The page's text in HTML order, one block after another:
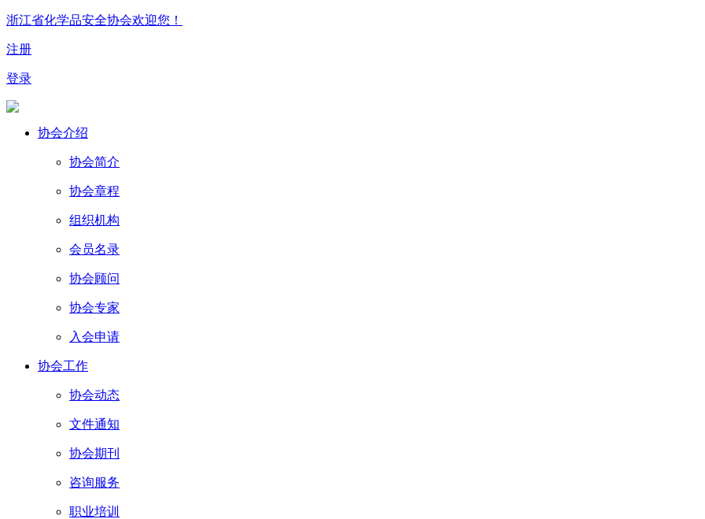
浙江省化学品安全协会欢迎您！
注册
登录
协会介绍
协会简介
协会章程
组织机构
会员名录
协会顾问
协会专家
入会申请
协会工作
协会动态
文件通知
协会期刊
咨询服务
职业培训